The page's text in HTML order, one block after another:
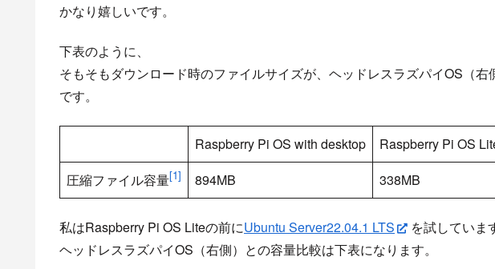
かなり嬉しいです。
下表のように、
そもそもダウンロード時のファイルサイズが、ヘッドレスラズパイOS（
です。
Raspberry Pi OS with desktop
Raspberry Pi OS
圧縮ファイル容量[1] 894MB 338MB
私はRaspberry Pi OS Liteの前にUbuntu Server22.04.1 LTS
を試していま
ヘッドレスラズパイOS（右側）との容量比較は下表になります。